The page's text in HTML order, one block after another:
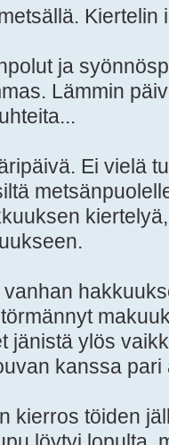
ja
Lämmin
Ei vielä
vanhan
jänistä ylös
kanssa
kierros töiden